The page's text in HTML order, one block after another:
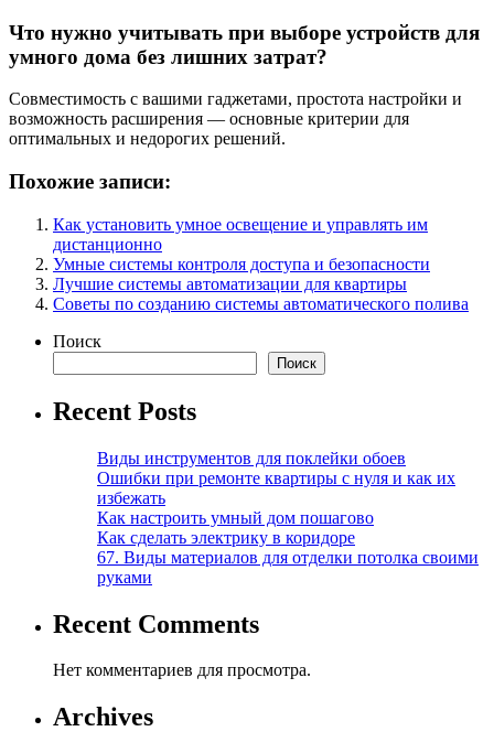
Что нужно учитывать при выборе устройств для
умного дома без лишних затрат?
Совместимость с вашими гаджетами, простота настройки и
возможность расширения — основные критерии для
оптимальных и недорогих решений.
Похожие записи:
Как установить умное освещение и управлять им
дистанционно
Умные системы контроля доступа и безопасности
Лучшие системы автоматизации для квартиры
Советы по созданию системы автоматического полива
Поиск
Поиск
Recent Posts
Виды инструментов для поклейки обоев
Ошибки при ремонте квартиры с нуля и как их
избежать
Как настроить умный дом пошагово
Как сделать электрику в коридоре
67. Виды материалов для отделки потолка своими
руками
Recent Comments
Нет комментариев для просмотра.
Archives